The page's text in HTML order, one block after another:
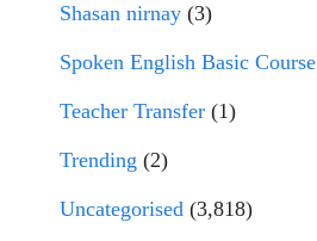
Shasan nirnay (3)
Spoken English Basic Course
Teacher Transfer (1)
Trending (2)
Uncategorised (3,818)